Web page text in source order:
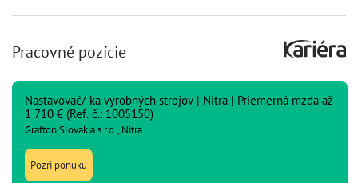
Pracovné pozície
Nastavovač/-ka výrobných strojov | Nitra | Priemerná mzda až
1 710 € (Ref. č.: 1005150)
Grafton Slovakia s.r.o., Nitra
Pozri ponuku